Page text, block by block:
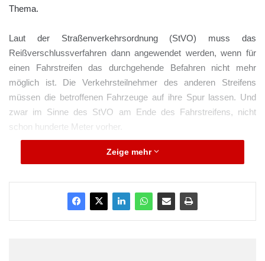
Thema.
Laut der Straßenverkehrsordnung (StVO) muss das
Reißverschlussverfahren dann angewendet werden, wenn für
einen Fahrstreifen das durchgehende Befahren nicht mehr
möglich ist. Die Verkehrsteilnehmer des anderen Streifens
müssen die betroffenen Fahrzeuge auf ihre Spur lassen. Und
zwar im Sinne des StVO am Ende des Fahrstreifens, nicht
schon hunderte Meter vorher.
Zeige mehr